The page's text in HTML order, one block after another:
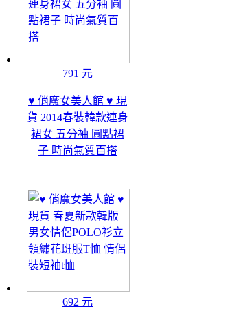
791 元
♥ 俏魔女美人館 ♥ 現
貨 2014春裝韓款連身
裙女 五分袖 圓點裙
子 時尚氣質百搭
692 元